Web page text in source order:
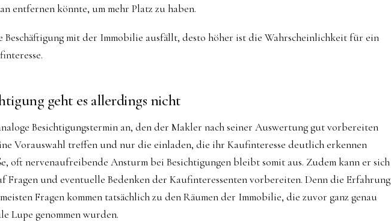
entfernen könnte, um mehr Platz zu haben.
Beschäftigung mit der Immobilie ausfällt, desto höher ist die Wahrscheinlichkeit für ein
geht es allerdings nicht
Besichtigungstermin an, den der Makler nach seiner Auswertung gut vorbereiten
Vorauswahl treffen und nur die einladen, die ihr Kaufinteresse deutlich erkennen
oft nervenaufreibende Ansturm bei Besichtigungen bleibt somit aus. Zudem kann er sich
Fragen und eventuelle Bedenken der Kaufinteressenten vorbereiten. Denn die Erfahrung
Fragen kommen tatsächlich zu den Räumen der Immobilie, die zuvor ganz genau
Lupe genommen wurden.